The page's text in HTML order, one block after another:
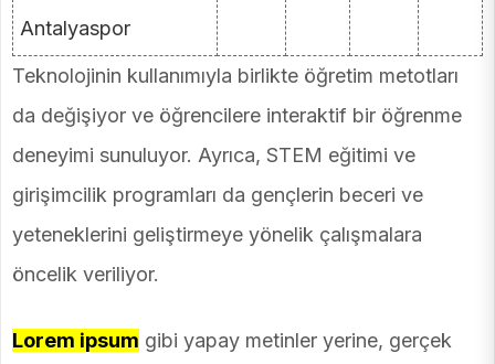
Antalyaspor
Teknolojinin kullanımıyla birlikte öğretim metotları
da değişiyor ve öğrencilere interaktif bir öğrenme
deneyimi sunuluyor. Ayrıca, STEM eğitimi ve
girişimcilik programları da gençlerin beceri ve
yeteneklerini geliştirmeye yönelik çalışmalara
öncelik veriliyor.
Lorem ipsum gibi yapay metinler yerine, gerçek